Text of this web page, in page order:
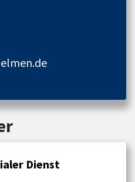
Dienst